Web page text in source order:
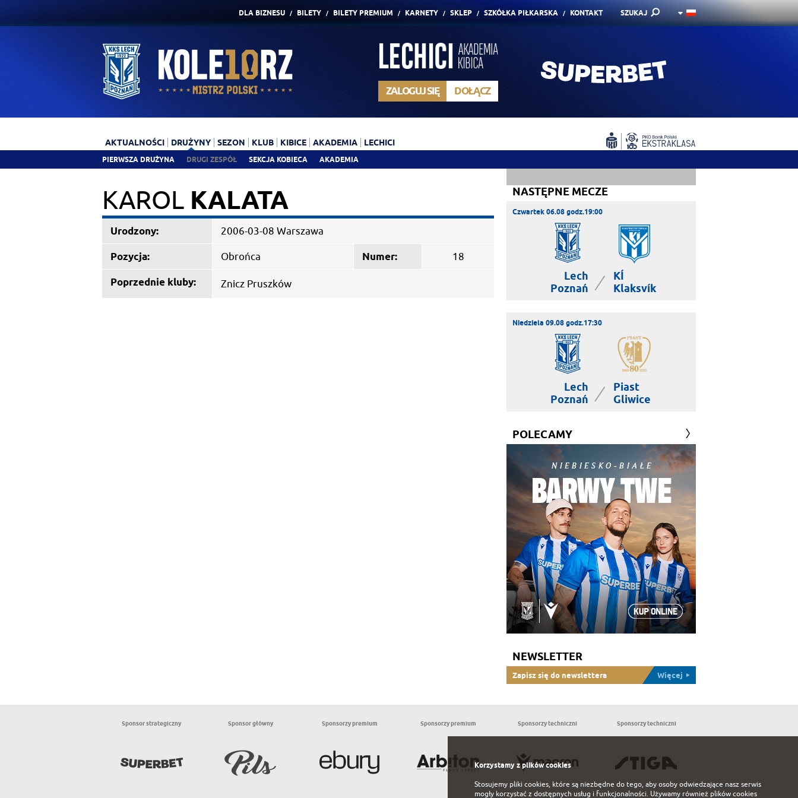
DLA BIZNESU BILETY BILETY PREMIUM KARNETY SKLEP SZKÓŁKA PIŁKARSKA KONTAKT SZUKAJ
ZALOGUJ SIĘ DOŁĄCZ
AKTUALNOŚCI DRUŻYNY
PIERWSZA DRUŻYNA DRUGI ZESPÓŁ SEKCJA KOBIECA AKADEMIA
SEZON KLUB KIBICE AKADEMIA LECHICI
KAROL KALATA
Urodzony: 2006-03-08 Warszawa
Pozycja: Obrońca Numer: 18
Poprzednie kluby: Znicz Pruszków
NASTĘPNE MECZE
Czwartek 06.08 godz.19:00
Lech
Poznań
|
KÍ
Klaksvík
Niedziela 09.08 godz.17:30
Lech
Poznań
|
Piast
Gliwice
POLECAMY
NEWSLETTER
Zapisz się do newslettera Więcej
Sponsor strategiczny Sponsor główny Sponsorzy premium Sponsorzy premium Sponsorzy techniczni Sponsorzy techniczni
Korzystamy z plików cookies
Stosujemy pliki cookies, które są niezbędne do tego, aby osoby odwiedzające nasz serwis
mogły korzystać z dostępnych usług i funkcjonalności. Używamy również plików cookies